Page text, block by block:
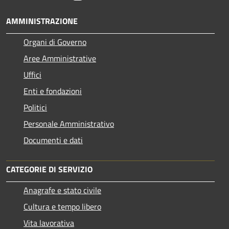
AMMINISTRAZIONE
Organi di Governo
Aree Amministrative
Uffici
Enti e fondazioni
Politici
Personale Amministrativo
Documenti e dati
CATEGORIE DI SERVIZIO
Anagrafe e stato civile
Cultura e tempo libero
Vita lavorativa